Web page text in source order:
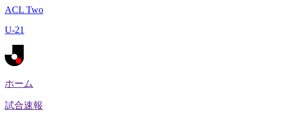
ACL Two
U-21
ホーム
試合速報